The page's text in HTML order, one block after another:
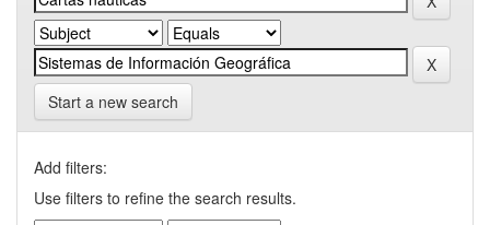
Start a new search
Add filters:
Use filters to refine the search results.